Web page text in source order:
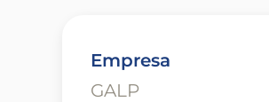
Empresa
GALP